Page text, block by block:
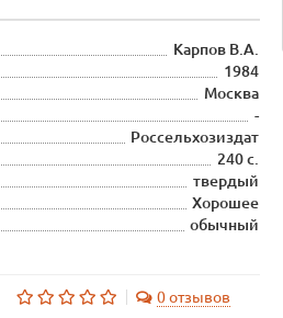
Карпов В.А.
1984
Москва
-
Россельхозиздат
240 с.
твердый
Хорошее
обычный
0 отзывов